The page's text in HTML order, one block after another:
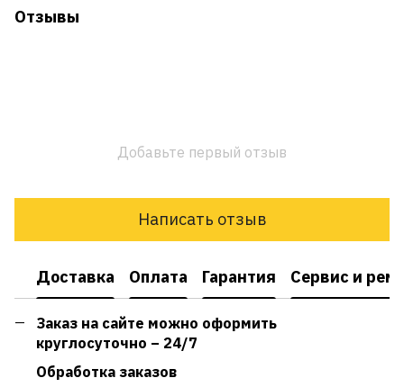
Отзывы
Добавьте первый отзыв
Написать отзыв
Доставка Оплата Гарантия Сервис и
Заказ на сайте можно оформить
круглосуточно – 24/7
Обработка заказов